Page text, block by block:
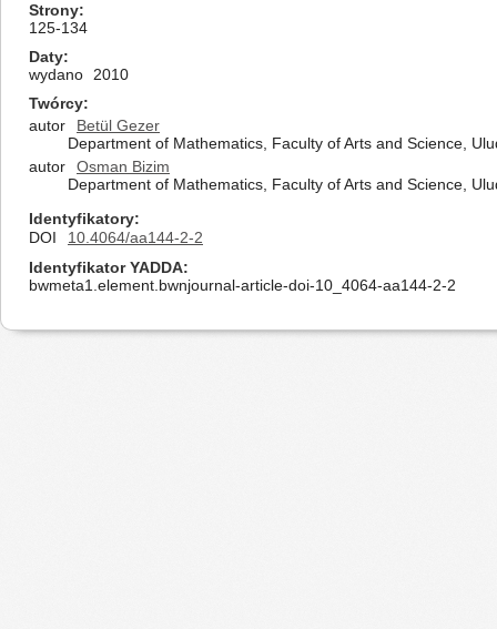
Strony
125-134
Daty
wydano
2010
Twórcy
autor
Betül Gezer
Department of Mathematics, Faculty of Arts and Science,
autor
Osman Bizim
Department of Mathematics, Faculty of Arts and Science,
Identyfikatory
DOI
10.4064/aa144-2-2
Identyfikator YADDA
bwmeta1.element.bwnjournal-article-doi-10_4064-aa144-2-2